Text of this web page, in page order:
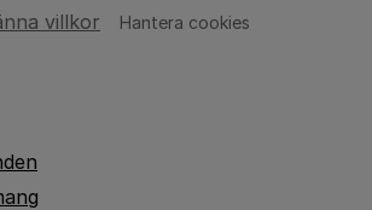
villkor Hantera cookies